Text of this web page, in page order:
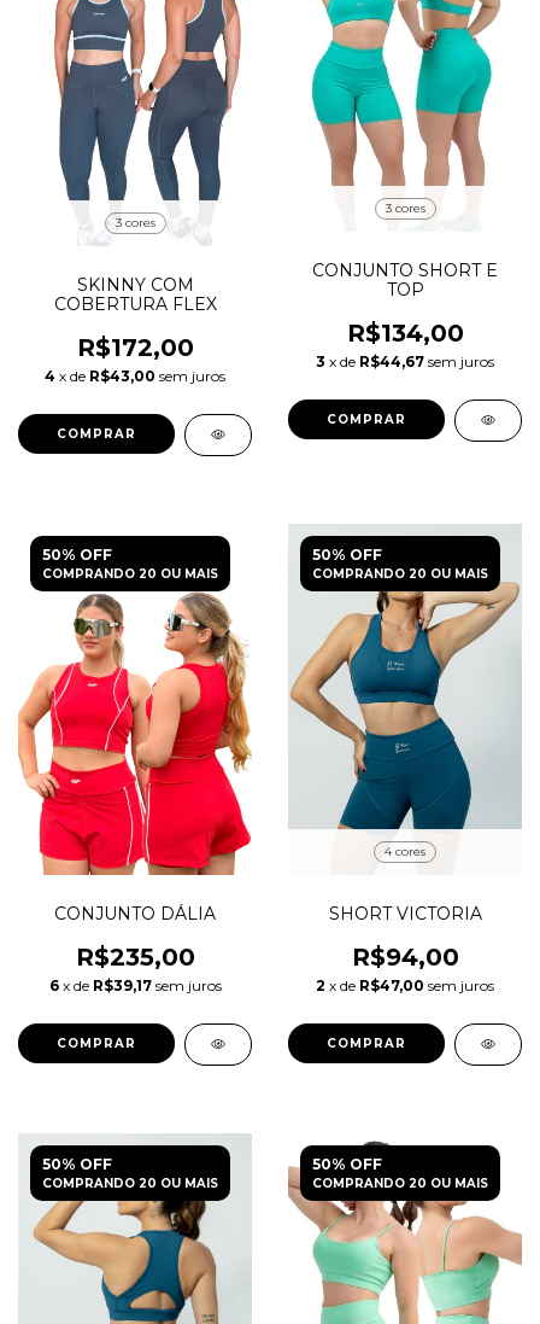
3 cores
SKINNY COM
COBERTURA FLEX
R$172,00
4 x de R$43,00 sem juros
COMPRAR
3 cores
CONJUNTO SHORT E
TOP
R$134,00
3 x de R$44,67 sem juros
COMPRAR
50% OFF
COMPRANDO 20 OU MAIS
CONJUNTO DÁLIA
R$235,00
6 x de R$39,17 sem juros
COMPRAR
50% OFF
COMPRANDO 20 OU MAIS
4 cores
SHORT VICTORIA
R$94,00
2 x de R$47,00 sem juros
COMPRAR
50% OFF
COMPRANDO 20 OU MAIS
50% OFF
COMPRANDO 20 OU MAIS